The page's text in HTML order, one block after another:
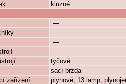
kluzné
—
—
—
—
tyčové
sací brzda
zařízení
plynové, 13 lamp,